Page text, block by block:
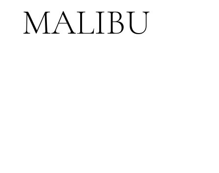
MALIBU